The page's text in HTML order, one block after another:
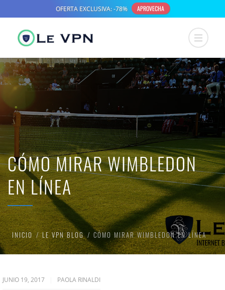
CÓMO MIRAR WIMBLEDON
EN LÍNEA
INICIO LE VPN BLOG CÓMO MIRAR WIMBLEDON EN LÍNEA
JUNIO 19, 2017 PAOLA RINALDI